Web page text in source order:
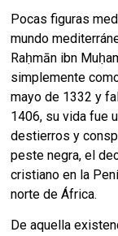
Pocas figuras
mundo
Raḥmān ibn
simplemente
mayo de 1332 y
1406, su vida fue
destierros y
peste negra, el
cristiano en la
norte de África.
De aquella